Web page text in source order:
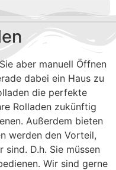
aber manuell Öffnen
dabei ein Haus zu
die perfekte
Rolladen zukünftig
Außerdem bieten
werden den Vorteil,
D.h. Sie müssen
Wir sind gerne